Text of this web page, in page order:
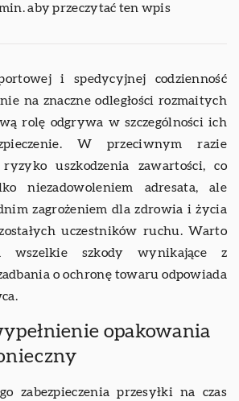
aby przeczytać ten wpis
i spedycyjnej codzienność
na znaczne odległości rozmaitych
rolę odgrywa w szczególności ich
W przeciwnym razie
uszkodzenia zawartości, co
niezadowoleniem adresata, ale
zagrożeniem dla zdrowia i życia
uczestników ruchu. Warto
wszelkie szkody wynikające z
o ochronę towaru odpowiada
opakowania
zabezpieczenia przesyłki na czas